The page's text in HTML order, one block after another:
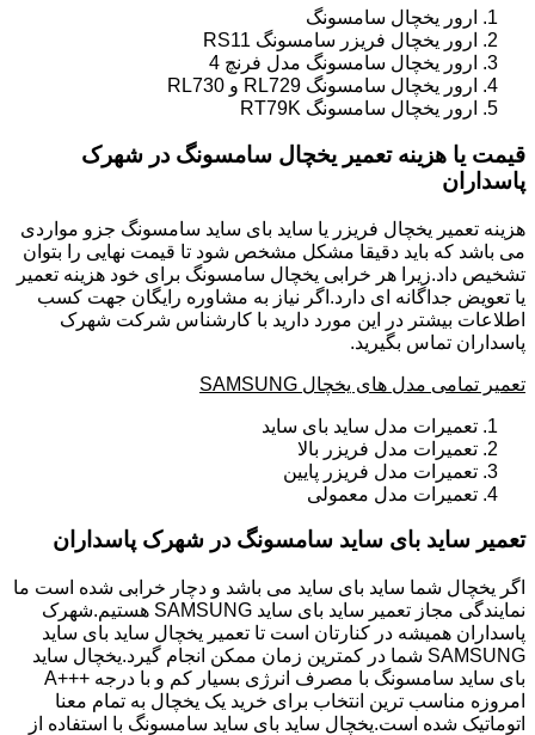
ارور یخچال سامسونگ
ارور یخچال فریزر سامسونگ RS11
ارور یخچال سامسونگ مدل فرنچ 4
ارور یخچال سامسونگ RL729 و RL730
ارور یخچال سامسونگ RT79K
قیمت یا هزینه تعمیر یخچال سامسونگ در شهرک
پاسداران
هزینه تعمیر یخچال فریزر یا ساید بای ساید سامسونگ جزو مواردی
می باشد که باید دقیقا مشکل مشخص شود تا قیمت نهایی را بتوان
تشخیص داد.زیرا هر خرابی یخچال سامسونگ برای خود هزینه تعمیر
یا تعویض جداگانه ای دارد.اگر نیاز به مشاوره رایگان جهت کسب
اطلاعات بیشتر در این مورد دارید با کارشناس شرکت شهرک
پاسداران تماس بگیرید.
تعمیر تمامی مدل های یخچال SAMSUNG
تعمیرات مدل ساید بای ساید
تعمیرات مدل فریزر بالا
تعمیرات مدل فریزر پایین
تعمیرات مدل معمولی
تعمیر ساید بای ساید سامسونگ در شهرک پاسداران
اگر یخچال شما ساید بای ساید می باشد و دچار خرابی شده است ما
نمایندگی مجاز تعمیر ساید بای ساید SAMSUNG هستیم.شهرک
پاسداران همیشه در کنارتان است تا تعمیر یخچال ساید بای ساید
SAMSUNG شما در کمترین زمان ممکن انجام گیرد.یخچال ساید
بای ساید سامسونگ با مصرف انرژی بسیار کم و با درجه +++A
امروزه مناسب ترین انتخاب برای خرید یک یخچال به تمام معنا
اتوماتیک شده است.یخچال ساید بای ساید سامسونگ با استفاده از